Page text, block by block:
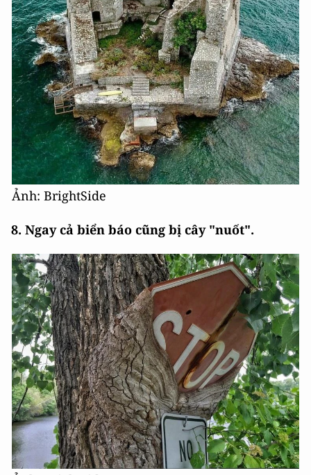
Ảnh: BrightSide
8. Ngay cả biển báo cũng bị cây "nuốt".